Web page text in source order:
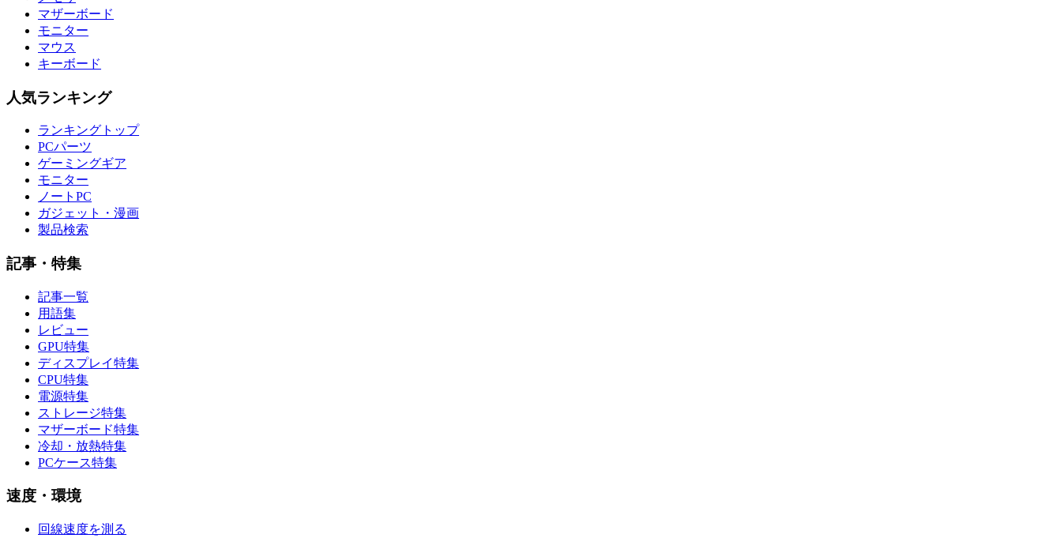
マザーボード
モニター
マウス
キーボード
人気ランキング
ランキングトップ
PCパーツ
ゲーミングギア
モニター
ノートPC
ガジェット・漫画
製品検索
記事・特集
記事一覧
用語集
レビュー
GPU特集
ディスプレイ特集
CPU特集
電源特集
ストレージ特集
マザーボード特集
冷却・放熱特集
PCケース特集
速度・環境
回線速度を測る